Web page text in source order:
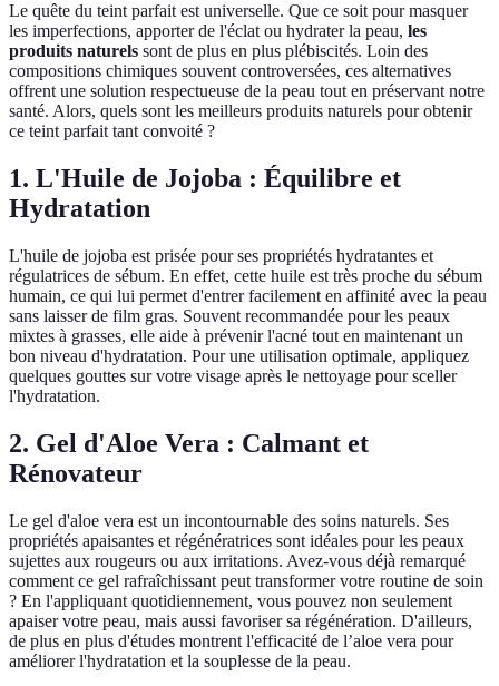
Le quête du teint parfait est universelle. Que ce soit pour masquer
les imperfections, apporter de l'éclat ou hydrater la peau, les
produits naturels sont de plus en plus plébiscités. Loin des
compositions chimiques souvent controversées, ces alternatives
offrent une solution respectueuse de la peau tout en préservant notre
santé. Alors, quels sont les meilleurs produits naturels pour obtenir
ce teint parfait tant convoité ?
1. L'Huile de Jojoba : Équilibre et
Hydratation
L'huile de jojoba est prisée pour ses propriétés hydratantes et
régulatrices de sébum. En effet, cette huile est très proche du sébum
humain, ce qui lui permet d'entrer facilement en affinité avec la peau
sans laisser de film gras. Souvent recommandée pour les peaux
mixtes à grasses, elle aide à prévenir l'acné tout en maintenant un
bon niveau d'hydratation. Pour une utilisation optimale, appliquez
quelques gouttes sur votre visage après le nettoyage pour sceller
l'hydratation.
2. Gel d'Aloe Vera : Calmant et
Rénovateur
Le gel d'aloe vera est un incontournable des soins naturels. Ses
propriétés apaisantes et régénératrices sont idéales pour les peaux
sujettes aux rougeurs ou aux irritations. Avez-vous déjà remarqué
comment ce gel rafraîchissant peut transformer votre routine de soin
? En l'appliquant quotidiennement, vous pouvez non seulement
apaiser votre peau, mais aussi favoriser sa régénération. D'ailleurs,
de plus en plus d'études montrent l'efficacité de l’aloe vera pour
améliorer l'hydratation et la souplesse de la peau.